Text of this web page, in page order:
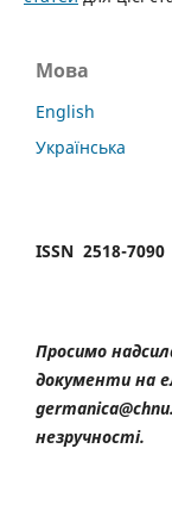
Мова
English
Українська
ISSN 2518-7090
Просимо
документи на
незручності.